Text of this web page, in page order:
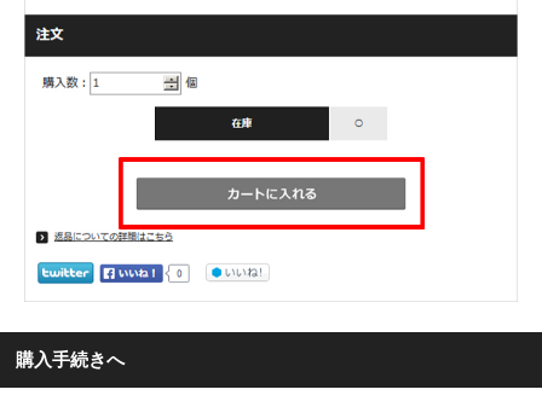
購入手続きへ